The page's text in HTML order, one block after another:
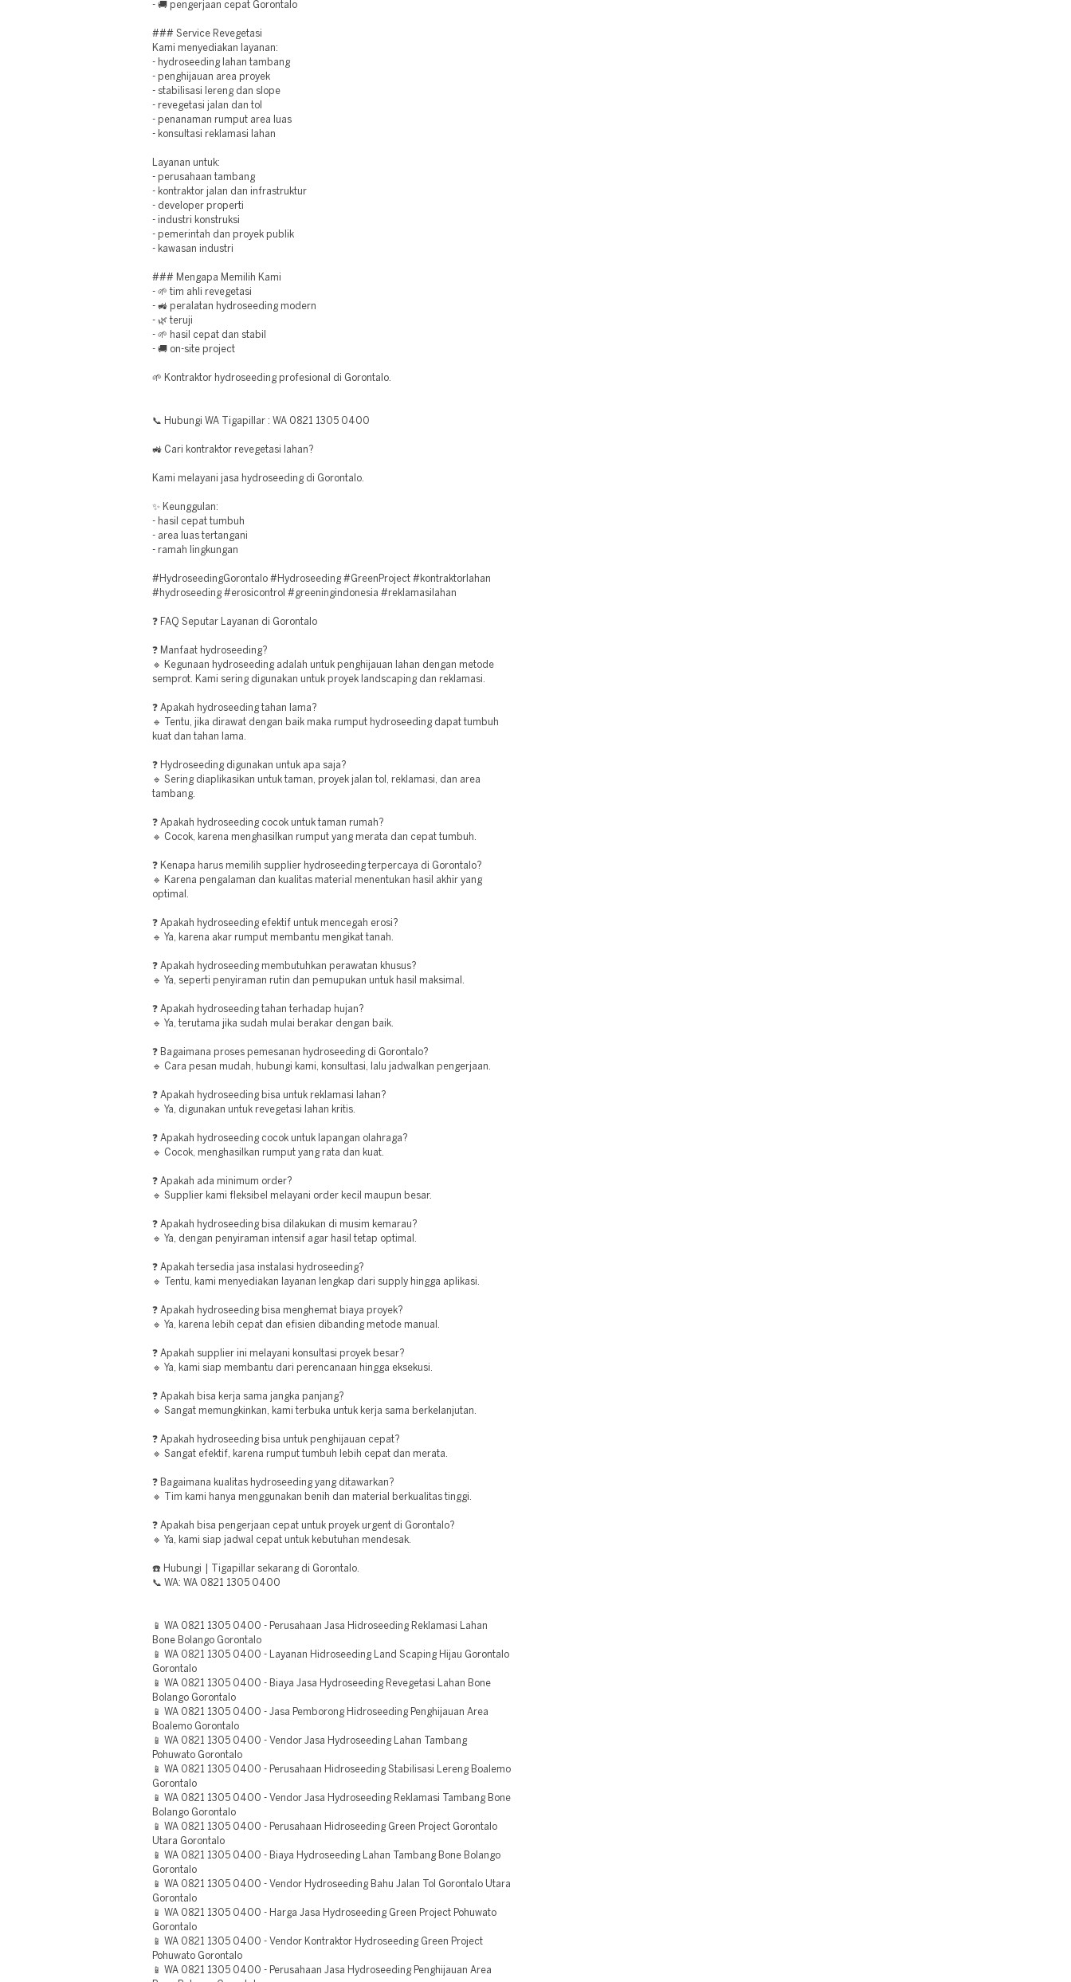
- 🚚 pengerjaan cepat Gorontalo
### Service Revegetasi
Kami menyediakan layanan:
- hydroseeding lahan tambang
- penghijauan area proyek
- stabilisasi lereng dan slope
- revegetasi jalan dan tol
- penanaman rumput area luas
- konsultasi reklamasi lahan
Layanan untuk:
- perusahaan tambang
- kontraktor jalan dan infrastruktur
- developer properti
- industri konstruksi
- pemerintah dan proyek publik
- kawasan industri
### Mengapa Memilih Kami
- 🌱 tim ahli revegetasi
- 🚜 peralatan hydroseeding modern
- 🌿 teruji
- 🌱 hasil cepat dan stabil
- 🚚 on-site project
🌱 Kontraktor hydroseeding profesional di Gorontalo.
📞 Hubungi WA Tigapillar : WA 0821 1305 0400
🚜 Cari kontraktor revegetasi lahan?
Kami melayani jasa hydroseeding di Gorontalo.
✨ Keunggulan:
- hasil cepat tumbuh
- area luas tertangani
- ramah lingkungan
#HydroseedingGorontalo #Hydroseeding #GreenProject #kontraktorlahan
#hydroseeding #erosicontrol #greeningindonesia #reklamasilahan
❓ FAQ Seputar Layanan di Gorontalo
❓ Manfaat hydroseeding?
🔹 Kegunaan hydroseeding adalah untuk penghijauan lahan dengan metode
semprot. Kami sering digunakan untuk proyek landscaping dan reklamasi.
❓ Apakah hydroseeding tahan lama?
🔹 Tentu, jika dirawat dengan baik maka rumput hydroseeding dapat tumbuh
kuat dan tahan lama.
❓ Hydroseeding digunakan untuk apa saja?
🔹 Sering diaplikasikan untuk taman, proyek jalan tol, reklamasi, dan area
tambang.
❓ Apakah hydroseeding cocok untuk taman rumah?
🔹 Cocok, karena menghasilkan rumput yang merata dan cepat tumbuh.
❓ Kenapa harus memilih supplier hydroseeding terpercaya di Gorontalo?
🔹 Karena pengalaman dan kualitas material menentukan hasil akhir yang
optimal.
❓ Apakah hydroseeding efektif untuk mencegah erosi?
🔹 Ya, karena akar rumput membantu mengikat tanah.
❓ Apakah hydroseeding membutuhkan perawatan khusus?
🔹 Ya, seperti penyiraman rutin dan pemupukan untuk hasil maksimal.
❓ Apakah hydroseeding tahan terhadap hujan?
🔹 Ya, terutama jika sudah mulai berakar dengan baik.
❓ Bagaimana proses pemesanan hydroseeding di Gorontalo?
🔹 Cara pesan mudah, hubungi kami, konsultasi, lalu jadwalkan pengerjaan.
❓ Apakah hydroseeding bisa untuk reklamasi lahan?
🔹 Ya, digunakan untuk revegetasi lahan kritis.
❓ Apakah hydroseeding cocok untuk lapangan olahraga?
🔹 Cocok, menghasilkan rumput yang rata dan kuat.
❓ Apakah ada minimum order?
🔹 Supplier kami fleksibel melayani order kecil maupun besar.
❓ Apakah hydroseeding bisa dilakukan di musim kemarau?
🔹 Ya, dengan penyiraman intensif agar hasil tetap optimal.
❓ Apakah tersedia jasa instalasi hydroseeding?
🔹 Tentu, kami menyediakan layanan lengkap dari supply hingga aplikasi.
❓ Apakah hydroseeding bisa menghemat biaya proyek?
🔹 Ya, karena lebih cepat dan efisien dibanding metode manual.
❓ Apakah supplier ini melayani konsultasi proyek besar?
🔹 Ya, kami siap membantu dari perencanaan hingga eksekusi.
❓ Apakah bisa kerja sama jangka panjang?
🔹 Sangat memungkinkan, kami terbuka untuk kerja sama berkelanjutan.
❓ Apakah hydroseeding bisa untuk penghijauan cepat?
🔹 Sangat efektif, karena rumput tumbuh lebih cepat dan merata.
❓ Bagaimana kualitas hydroseeding yang ditawarkan?
🔹 Tim kami hanya menggunakan benih dan material berkualitas tinggi.
❓ Apakah bisa pengerjaan cepat untuk proyek urgent di Gorontalo?
🔹 Ya, kami siap jadwal cepat untuk kebutuhan mendesak.
☎️ Hubungi | Tigapillar sekarang di Gorontalo.
📞 WA: WA 0821 1305 0400
📱 WA 0821 1305 0400 - Perusahaan Jasa Hidroseeding Reklamasi Lahan
Bone Bolango Gorontalo
📱 WA 0821 1305 0400 - Layanan Hidroseeding Land Scaping Hijau Gorontalo
Gorontalo
📱 WA 0821 1305 0400 - Biaya Jasa Hydroseeding Revegetasi Lahan Bone
Bolango Gorontalo
📱 WA 0821 1305 0400 - Jasa Pemborong Hidroseeding Penghijauan Area
Boalemo Gorontalo
📱 WA 0821 1305 0400 - Vendor Jasa Hydroseeding Lahan Tambang
Pohuwato Gorontalo
📱 WA 0821 1305 0400 - Perusahaan Hidroseeding Stabilisasi Lereng Boalemo
Gorontalo
📱 WA 0821 1305 0400 - Vendor Jasa Hydroseeding Reklamasi Tambang Bone
Bolango Gorontalo
📱 WA 0821 1305 0400 - Perusahaan Hidroseeding Green Project Gorontalo
Utara Gorontalo
📱 WA 0821 1305 0400 - Biaya Hydroseeding Lahan Tambang Bone Bolango
Gorontalo
📱 WA 0821 1305 0400 - Vendor Hydroseeding Bahu Jalan Tol Gorontalo Utara
Gorontalo
📱 WA 0821 1305 0400 - Harga Jasa Hydroseeding Green Project Pohuwato
Gorontalo
📱 WA 0821 1305 0400 - Vendor Kontraktor Hydroseeding Green Project
Pohuwato Gorontalo
📱 WA 0821 1305 0400 - Perusahaan Jasa Hydroseeding Penghijauan Area